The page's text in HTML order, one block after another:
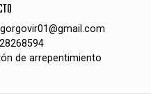
de arrepentimiento